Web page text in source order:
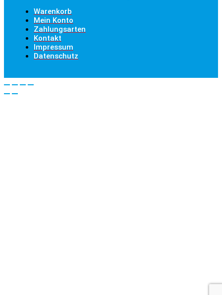
Warenkorb
Mein Konto
Zahlungsarten
Kontakt
Impressum
Datenschutz